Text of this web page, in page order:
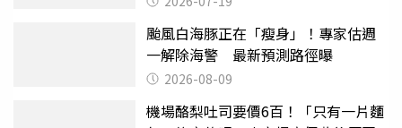
颱風白海豚正在「瘦身」！專家估週
一解除海警 最新預測路徑曝
2026-08-09
機場酪梨吐司要價6百！「只有一片麵